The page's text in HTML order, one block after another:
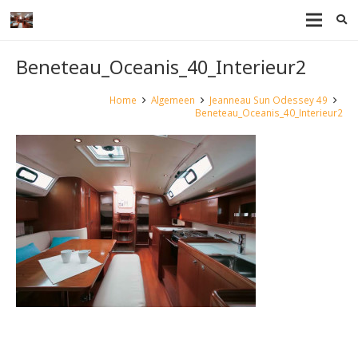
Beneteau_Oceanis_40_Interieur2
Home Algemeen
Jeanneau Sun Odessey 49
Beneteau_Oceanis_40_Interieur2